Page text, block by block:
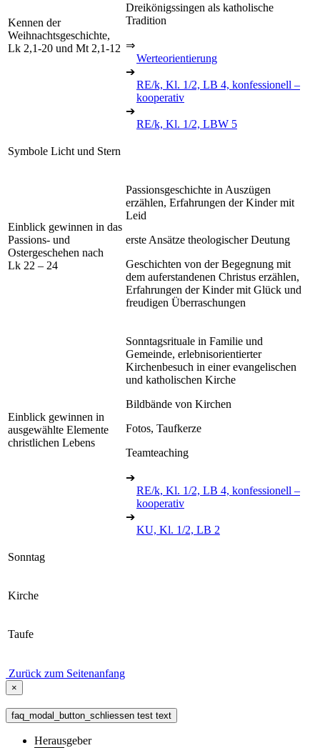
Kennen der
Weihnachtsgeschichte,
Lk 2,1-20 und Mt 2,1-12
Dreikönigssingen als katholische
Tradition
⇒
Werteorientierung
➔
RE/k, Kl. 1/2, LB 4, konfessionell –
kooperativ
➔
RE/k, Kl. 1/2, LBW 5
Symbole Licht und Stern
Einblick gewinnen in das
Passions- und
Ostergeschehen nach
Lk 22 – 24
Passionsgeschichte in Auszügen
erzählen, Erfahrungen der Kinder mit
Leid
erste Ansätze theologischer Deutung
Geschichten von der Begegnung mit
dem auferstandenen Christus erzählen,
Erfahrungen der Kinder mit Glück und
freudigen Überraschungen
Einblick gewinnen in
ausgewählte Elemente
christlichen Lebens
Sonntagsrituale in Familie und
Gemeinde, erlebnisorientierter
Kirchenbesuch in einer evangelischen
und katholischen Kirche
Bildbände von Kirchen
Fotos, Taufkerze
Teamteaching
➔
RE/k, Kl. 1/2, LB 4, konfessionell –
kooperativ
➔
KU, Kl. 1/2, LB 2
Sonntag
Kirche
Taufe
Zurück zum Seitenanfang
×
faq_modal_button_schliessen test text
Herausgeber